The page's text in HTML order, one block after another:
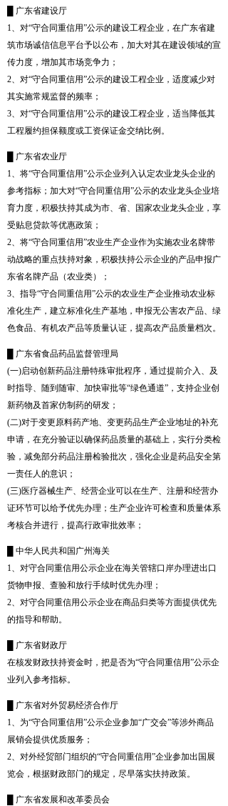
█ 广东省建设厅
1、对“守合同重信用”公示的建设工程企业，在广东省建
筑市场诚信信息平台予以公布，加大对其在建设领域的宣
传力度，增加其市场竞争力；
2、对“守合同重信用”公示的建设工程企业，适度减少对
其实施常规监督的频率；
3、对“守合同重信用”公示的建设工程企业，适当降低其
工程履约担保额度或工资保证金交纳比例。
█ 广东省农业厅
1、将“守合同重信用”公示企业列入认定农业龙头企业的
参考指标；加大对“守合同重信用”公示的农业龙头企业培
育力度，积极扶持其成为市、省、国家农业龙头企业，享
受贴息贷款等优惠政策；
2、将“守合同重信用”农业生产企业作为实施农业名牌带
动战略的重点扶持对象，积极扶持公示企业的产品申报广
东省名牌产品（农业类）；
3、指导“守合同重信用”公示的农业生产企业推动农业标
准化生产，建立标准化生产基地，申报无公害农产品、绿
色食品、有机农产品等质量认证，提高农产品质量档次。
█ 广东省食品药品监督管理局
(一)启动创新药品注册特殊审批程序，通过提前介入、及
时指导、随到随审、加快审批等“绿色通道”，支持企业创
新药物及首家仿制药的研发；
(二)对于变更原料药产地、变更药品生产企业地址的补充
申请，在充分验证以确保药品质量的基础上，实行分类检
验，减免部分药品注册检验批次，强化企业是药品安全第
一责任人的意识；
(三)医疗器械生产、经营企业可以在生产、注册和经营办
证环节可以给予优先办理；生产企业许可检查和质量体系
考核合并进行，提高行政审批效率；
█ 中华人民共和国广州海关
1、对守合同重信用公示企业在海关管辖口岸办理进出口
货物申报、查验和放行手续时优先办理；
2、对守合同重信用公示企业在商品归类等方面提供优先
的指导和帮助。
█ 广东省财政厅
在核发财政扶持资金时，把是否为“守合同重信用”公示企
业列入参考指标。
█ 广东省对外贸易经济合作厅
1、为“守合同重信用”公示企业参加“广交会”等涉外商品
展销会提供优质服务；
2、对外经贸部门组织的“守合同重信用”企业参加出国展
览会，根据财政部门的规定，尽早落实扶持政策。
█ 广东省发展和改革委员会